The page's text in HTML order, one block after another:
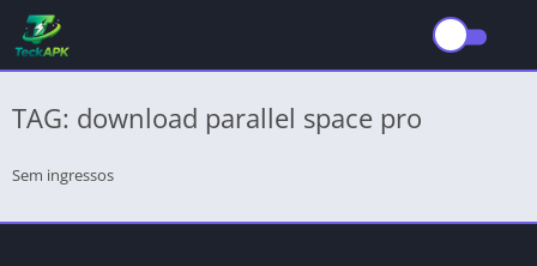
TAG: download parallel space pro
Sem ingressos